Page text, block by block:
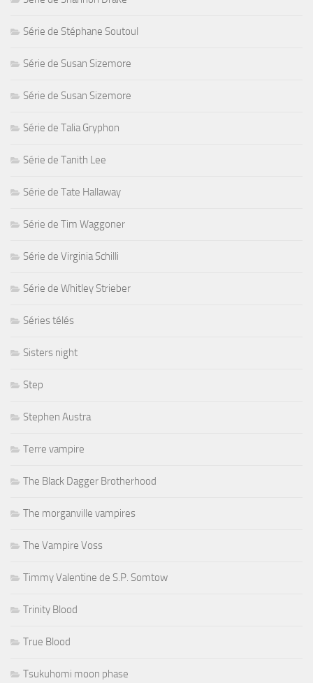
Série de Stéphane Soutoul
Série de Susan Sizemore
Série de Susan Sizemore
Série de Talia Gryphon
Série de Tanith Lee
Série de Tate Hallaway
Série de Tim Waggoner
Série de Virginia Schilli
Série de Whitley Strieber
Séries télés
Sisters night
Step
Stephen Austra
Terre vampire
The Black Dagger Brotherhood
The morganville vampires
The Vampire Voss
Timmy Valentine de S.P. Somtow
Trinity Blood
True Blood
Tsukuhomi moon phase